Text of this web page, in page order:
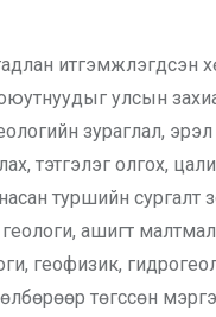
итгэмжлэгдсэн
улсын
зураглал,
тэтгэлэг олгох,
туршийн сургалт
геологи, ашигт
геофизик,
төгссөн